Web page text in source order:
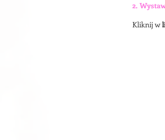
2.
Kliknij w